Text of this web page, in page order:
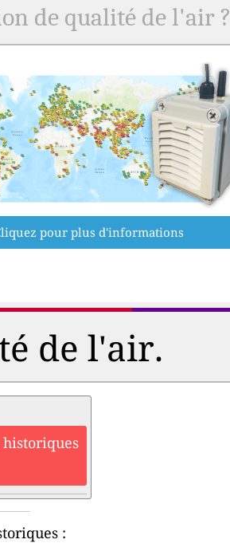
de qualité de l'air ?
pour plus d'informations
de l'air.
: